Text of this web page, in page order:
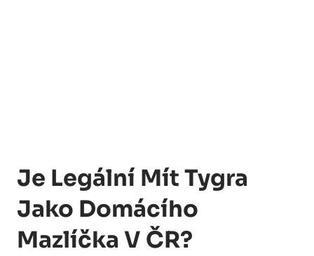
Je Legální Mít Tygra
Jako Domácího
Mazlíčka V ČR?